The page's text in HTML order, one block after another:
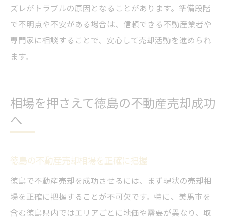
ズレがトラブルの原因となることがあります。準備段階
で不明点や不安がある場合は、信頼できる不動産業者や
専門家に相談することで、安心して売却活動を進められ
ます。
相場を押さえて徳島の不動産売却成功
へ
徳島の不動産売却相場を正確に把握
徳島で不動産売却を成功させるには、まず現状の売却相
場を正確に把握することが不可欠です。特に、美馬市を
含む徳島県内ではエリアごとに地価や需要が異なり、取